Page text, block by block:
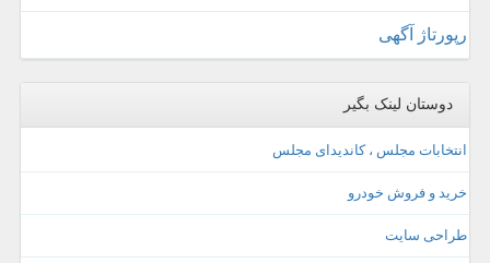
رپورتاژ آگهی
دوستان لینک بگیر
انتخابات مجلس ، کاندیدای مجلس
خرید و فروش خودرو
طراحی سایت